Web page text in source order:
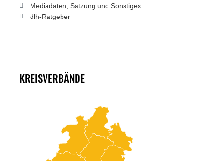
Mediadaten, Satzung und Sonstiges
dlh-Ratgeber
KREISVERBÄNDE